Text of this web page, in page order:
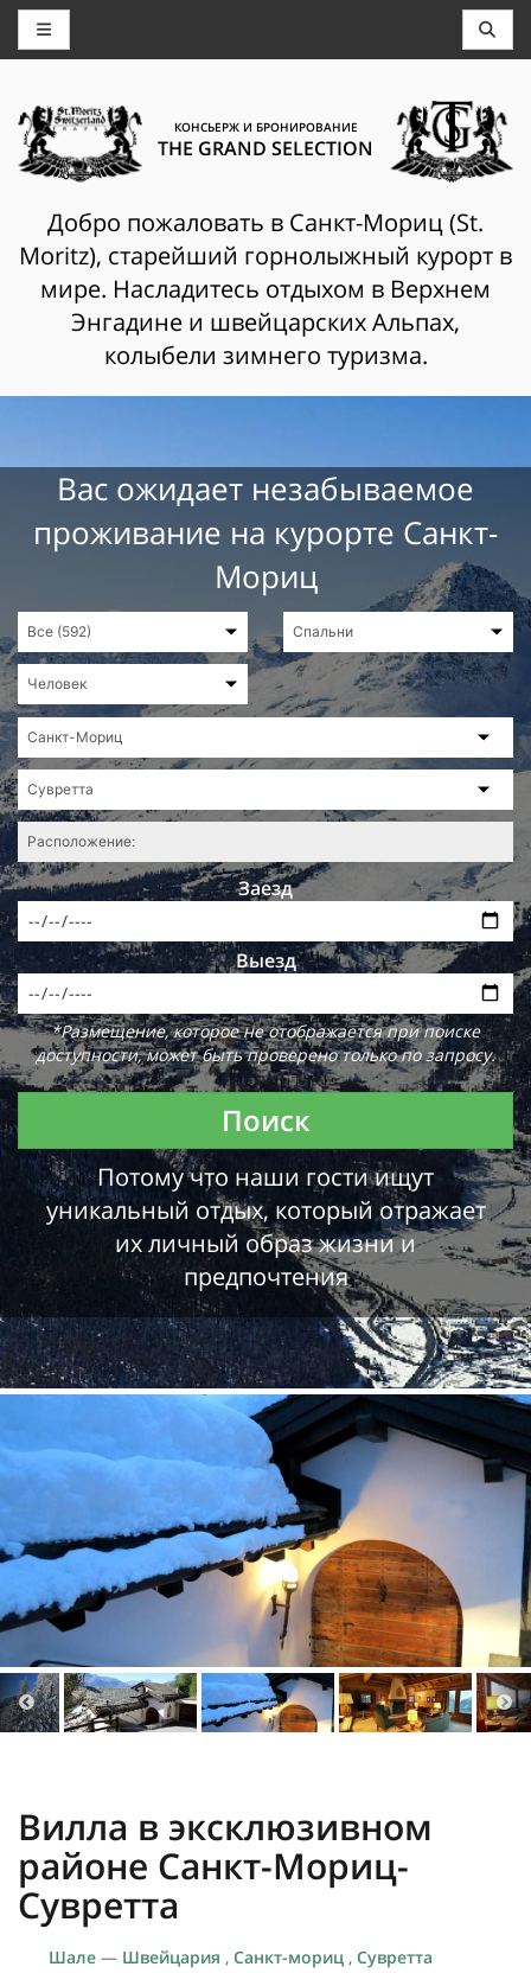
КОНСЬЕРЖ И БРОНИРОВАНИЕ
THE GRAND SELECTION
Добро пожаловать в Санкт-Мориц (St.
Moritz), старейший горнолыжный курорт в
мире. Насладитесь отдыхом в Верхнем
Энгадине и швейцарских Альпах,
колыбели зимнего туризма.
Вас ожидает незабываемое
проживание на курорте Санкт-
Мориц
Заезд
Выезд
*Размещение, которое не отображается при поиске
доступности, может быть проверено только по запросу.
Поиск
Потому что наши гости ищут
уникальный отдых, который отражает
их личный образ жизни и
предпочтения
Вилла в эксклюзивном
районе Санкт-Мориц-
Сувретта
Шале — Швейцария , Санкт-мориц , Сувретта